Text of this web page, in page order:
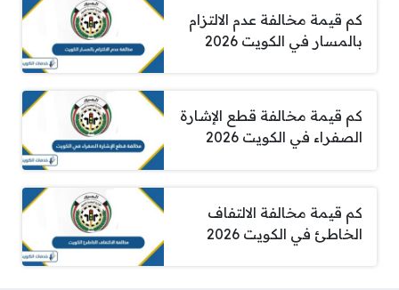
كم قيمة مخالفة عدم الالتزام
بالمسار في الكويت 2026
كم قيمة مخالفة قطع الإشارة
الصفراء في الكويت 2026
كم قيمة مخالفة الالتفاف
الخاطئ في الكويت 2026